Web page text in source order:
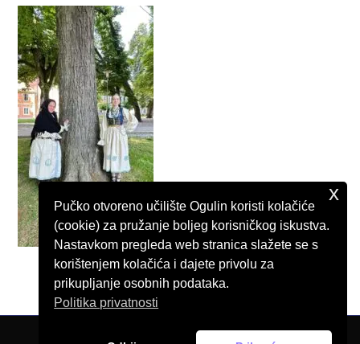
Pučko otvoreno učilište Ogulin koristi kolačiće
(cookie) za pružanje boljeg korisničkog iskustva.
Nastavkom pregleda web stranica slažete se s
korištenjem kolačića i dajete privolu za
prikupljanje osobnih podataka.
Politika privatnosti
x